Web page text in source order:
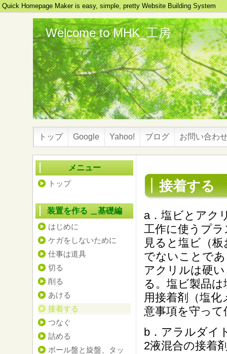
Quick Homepage Maker is easy, simple, pretty Website Building System
Welcome to MHK_工房
トップ Google Yahoo! ブログ お問い合わ
接着する
a．塩ビとアク
工作に使うプ
見ると塩ビ（
でないことで
アクリルは硬
る。塩ビ製品
用接着剤（塩
意事項を守って
b．アラルダイ
2液混合の接着
メニュー
トップ
装置を作る ＿基礎編
はじめに
ケガをしないために
仕事は道具
切る
削る
あける
接着する
つなぐ
詰める
ボール盤と旋盤、タッ